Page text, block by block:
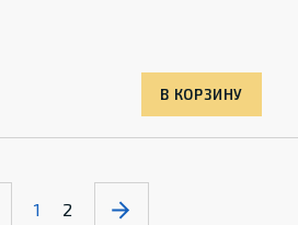
В КОРЗИНУ
1 2